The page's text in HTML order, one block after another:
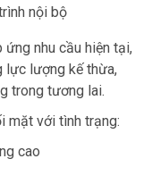
nội bộ
nhu cầu hiện tại,
lực lượng kế thừa,
trong tương lai.
mặt với tình trạng:
cao